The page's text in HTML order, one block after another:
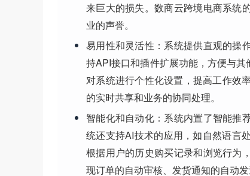
来巨大的损失。数商云跨境电商系统
业的声誉。
易用性和灵活性 ：系统提供直观的操
持API接口和插件扩展功能，方便与
对系统进行个性化设置，提高工作效
的实时共享和业务的协同处理。
智能化和自动化 ：系统内置了智能推
统还支持AI技术的应用，如自然语言
根据用户的历史购买记录和浏览行为
现订单的自动审核、发货通知的自动